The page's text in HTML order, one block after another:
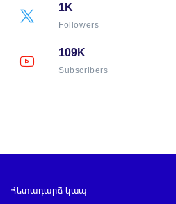
1K
Followers
109K
Subscribers
Հետադարձ կապ